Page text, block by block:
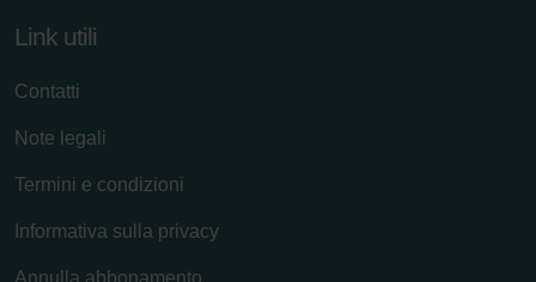
Link utili
Contatti
Note legali
Termini e condizioni
Informativa sulla privacy
Annulla abbonamento